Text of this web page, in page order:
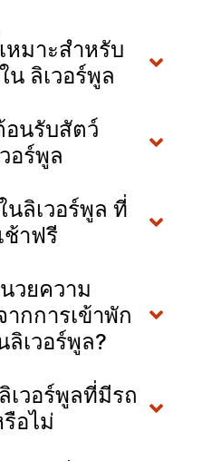
หมาะสำหรับ
น ลิเวอร์พูล
นรับสัตว์
อร์พูล
นลิเวอร์พูล ที่
ช้าฟรี
วยความ
ากการเข้าพัก
ลิเวอร์พูล?
เวอร์พูลที่มีรถ
อไม่